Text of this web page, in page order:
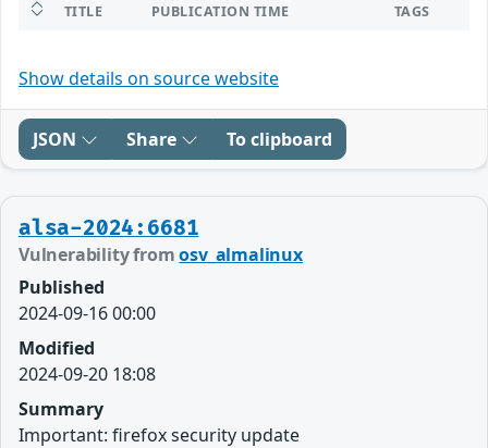
TITLE PUBLICATION TIME TAGS
Show details on source website
JSON Share To clipboard
alsa-2024:6681
Vulnerability fromosv_almalinux
Published
2024-09-16 00:00
Modified
2024-09-20 18:08
Summary
Important: firefox security update